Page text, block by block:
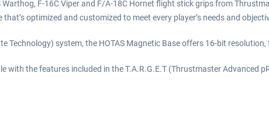
Warthog, F-16C Viper and F/A-18C Hornet flight stick grips from
optimized and customized to meet every player’s needs and
Technology) system, the HOTAS Magnetic Base offers 16-bit
with the features included in the T.A.R.G.E.T (Thrustmaster